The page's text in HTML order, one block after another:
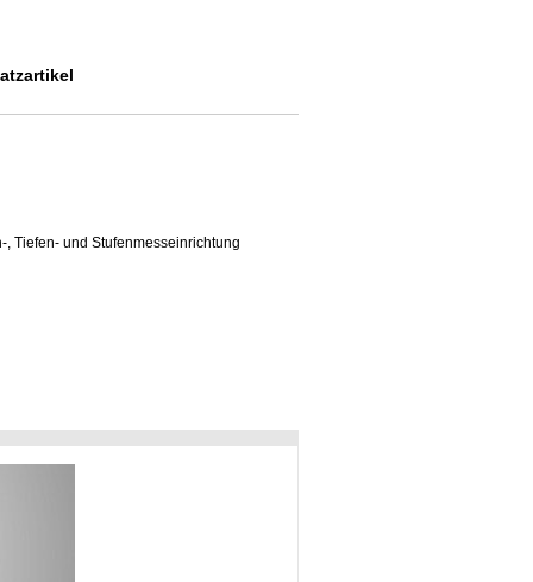
Tiefen- und Stufenmesseinrichtung